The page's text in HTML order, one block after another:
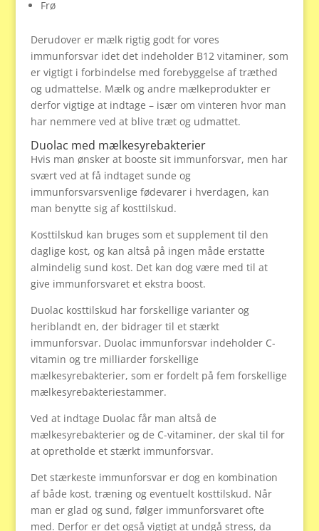
Frø
Derudover er mælk rigtig godt for vores
immunforsvar idet det indeholder B12 vitaminer, som
er vigtigt i forbindelse med forebyggelse af træthed
og udmattelse. Mælk og andre mælkeprodukter er
derfor vigtige at indtage – især om vinteren hvor man
har nemmere ved at blive træt og udmattet.
Duolac med mælkesyrebakterier
Hvis man ønsker at booste sit immunforsvar, men har
svært ved at få indtaget sunde og
immunforsvarsvenlige fødevarer i hverdagen, kan
man benytte sig af kosttilskud.
Kosttilskud kan bruges som et supplement til den
daglige kost, og kan altså på ingen måde erstatte
almindelig sund kost. Det kan dog være med til at
give immunforsvaret et ekstra boost.
Duolac kosttilskud har forskellige varianter og
heriblandt en, der bidrager til et stærkt
immunforsvar. Duolac immunforsvar indeholder C-
vitamin og tre milliarder forskellige
mælkesyrebakterier, som er fordelt på fem forskellige
mælkesyrebakteriestammer.
Ved at indtage Duolac får man altså de
mælkesyrebakterier og de C-vitaminer, der skal til for
at opretholde et stærkt immunforsvar.
Det stærkeste immunforsvar er dog en kombination
af både kost, træning og eventuelt kosttilskud. Når
man er glad og sund, følger immunforsvaret ofte
med. Derfor er det også vigtigt at undgå stress, da